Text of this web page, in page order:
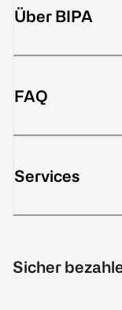
Über BIPA
FAQ
Services
Sicher